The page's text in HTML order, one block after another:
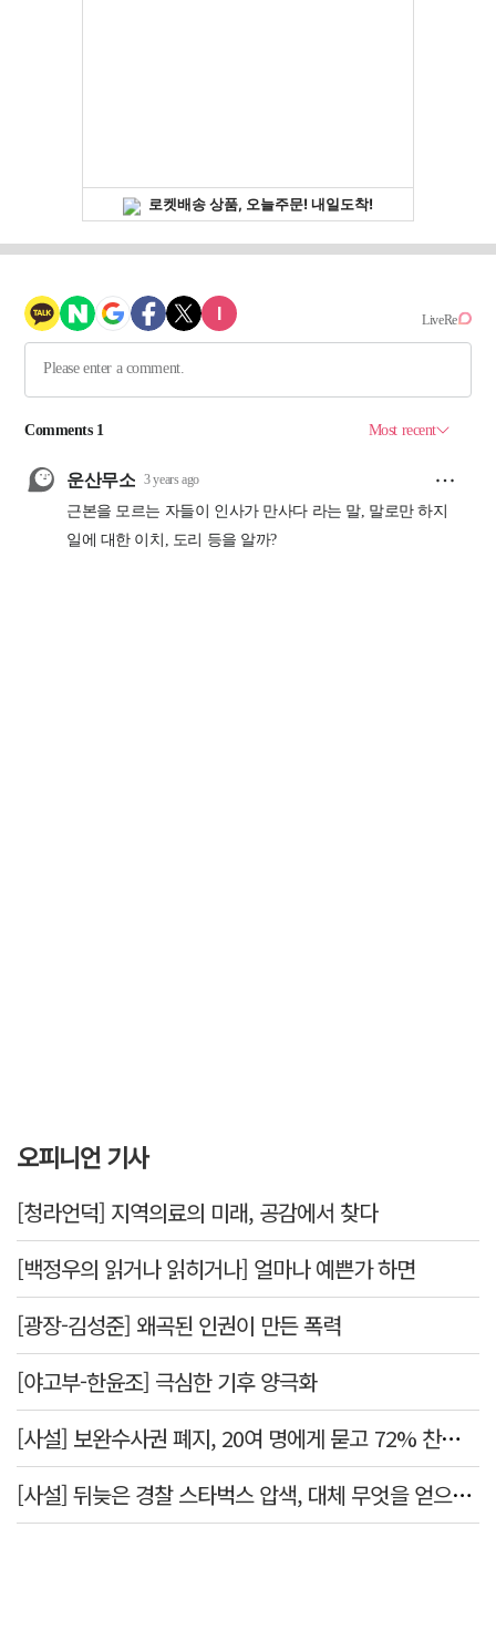
오피니언 기사
[청라언덕] 지역의료의 미래, 공감에서 찾다
[백정우의 읽거나 읽히거나] 얼마나 예쁜가 하면
[광장-김성준] 왜곡된 인권이 만든 폭력
[야고부-한윤조] 극심한 기후 양극화
[사설] 보완수사권 폐지, 20여 명에게 묻고 72% 찬성했다고 밀어붙였다니
[사설] 뒤늦은 경찰 스타벅스 압색, 대체 무엇을 얻으려는 것인가